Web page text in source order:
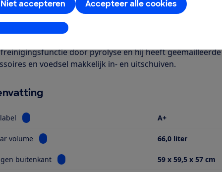
Accepteer alle cookies
Niet accepteren
aanpassen
door de Consumentenbond
Frillesbo (406.002.36) is een oven met hetelucht- en
binnenmaten zijn 36,2 x 44,2 x 41 cm (h x b x d). Deze
door pyrolyse en hij heeft
en voedsel makkelijk in- en uitschuiven.
Bekijk informatie voor Energielabel A+
volume Bekijk informatie voor Bruikbaar volume66,0 liter
buitenkant Bekijk informatie voor Afmetingen buitenkant
59 x 59,5 x 57 cm